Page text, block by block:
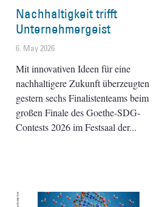
Nachhaltigkeit trifft
Unternehmergeist
6. May 2026
Mit innovativen Ideen für eine
nachhaltigere Zukunft überzeugten
gestern sechs Finalistenteams beim
großen Finale des Goethe-SDG-
Contests 2026 im Festsaal der